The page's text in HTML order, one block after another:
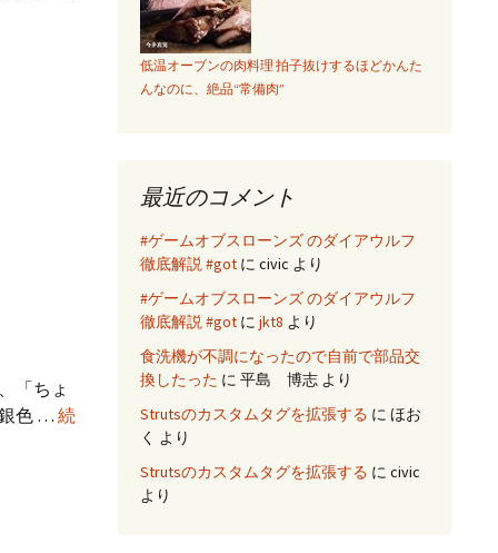
「ちょ
色 … 続
低温オーブンの肉料理 拍子抜けするほどかんた
んなのに、絶品“常備肉”
最近のコメント
#ゲームオブスローンズ のダイアウルフ
徹底解説 #got に civic より
#ゲームオブスローンズ のダイアウルフ
徹底解説 #got に jkt8 より
食洗機が不調になったので自前で部品交
換したった に 平島 博志 より
Strutsのカスタムタグを拡張する に ほお
く より
Strutsのカスタムタグを拡張する に civic
より